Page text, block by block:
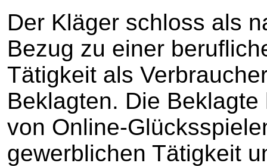
Der Kläger schloss als
Bezug zu einer
Tätigkeit als
Beklagten. Die
von Online-
gewerblichen Tätigkeit